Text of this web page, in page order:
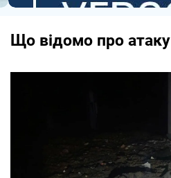
Що відомо про атаку